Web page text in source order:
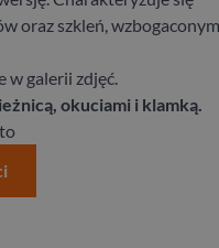
oraz szkleń, wzbogaconym
w galerii zdjęć.
okuciami i klamką.